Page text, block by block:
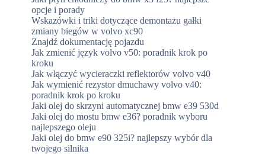
opcje i porady
Wskazówki i triki dotyczące demontażu gałki
zmiany biegów w volvo xc90
Znajdź dokumentację pojazdu
Jak zmienić język volvo v50: poradnik krok po
kroku
Jak włączyć wycieraczki reflektorów volvo v40
Jak wymienić rezystor dmuchawy volvo v40:
poradnik krok po kroku
Jaki olej do skrzyni automatycznej bmw e39 530d
Jaki olej do mostu bmw e36? poradnik wyboru
najlepszego oleju
Jaki olej do bmw e90 325i? najlepszy wybór dla
twojego silnika